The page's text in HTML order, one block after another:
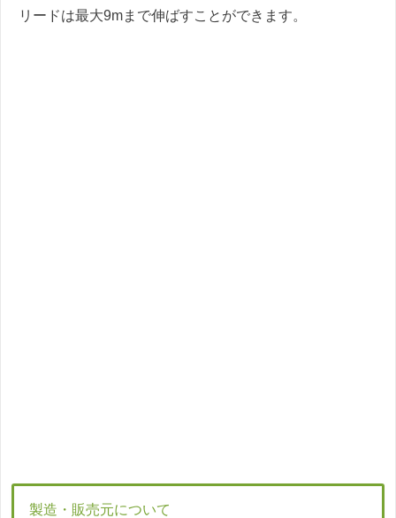
リードは最大9mまで伸ばすことができます。
製造・販売元について